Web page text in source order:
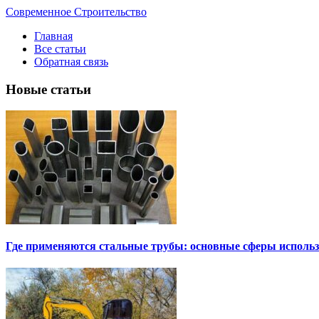
Современное Строительство
Главная
Все статьи
Обратная связь
Новые статьи
Где применяются стальные трубы: основные сферы